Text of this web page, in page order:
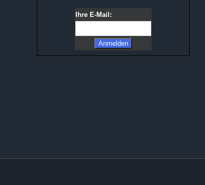
Ihre E-Mail: